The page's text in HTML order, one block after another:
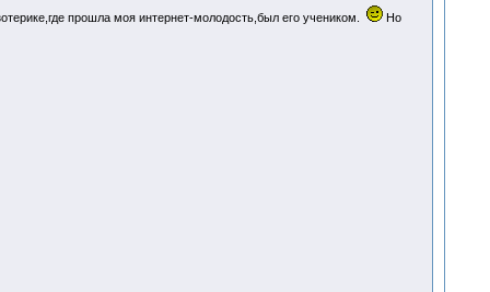
прошла моя интернет-молодость,был его учеником.
Но